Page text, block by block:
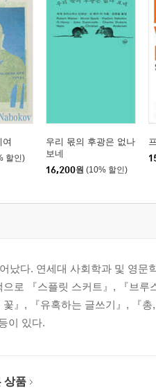
할인)
우리 몫의 후광은 없나
보네
16,200원 (10% 할인)
났다. 연세대 사회학과 및 영
으로 『스플릿 스커트』, 『브
꽃』, 『유혹하는 글쓰기』, 『
이 있다.
상품